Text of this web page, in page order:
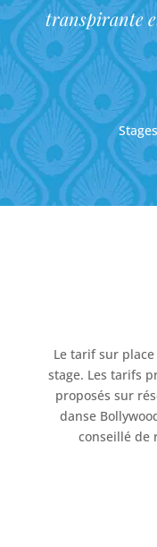
transpirante
Le tarif sur
stage. Les tarifs
proposés sur
danse
conseillé de